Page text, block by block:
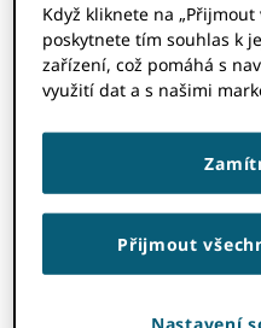
ORCID
Události
IFLA WLIC
kolem Společenství
BEXCO55 APEC-ro,
Když kliknete na „Přijmout
poskytnete tím souhlas k
zařízení, což pomáhá s
využití dat a s našimi
Přijmout